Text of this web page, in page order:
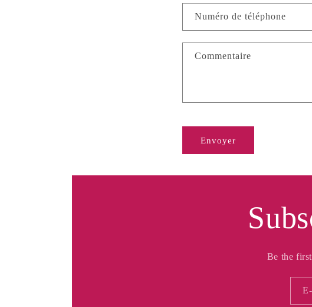
Numéro de téléphone
Commentaire
Envoyer
Be the